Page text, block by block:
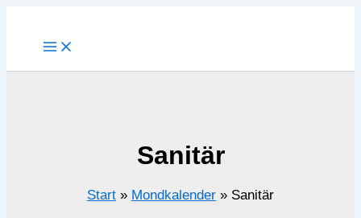
Sanitär
Start Mondkalender Sanitär